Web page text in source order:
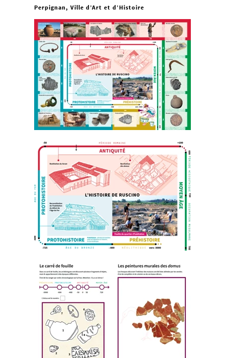
Perpignan, Ville d’Art et d’Histoire
Service éducatif